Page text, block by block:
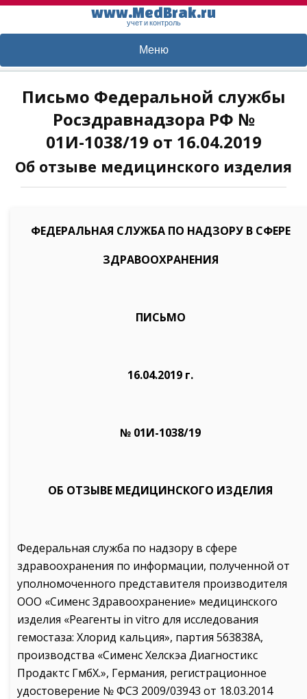
www.MedBrak.ru
учет и контроль
Меню
Письмо Федеральной службы
Росздравнадзора РФ №
01И-1038/19 от 16.04.2019
Об отзыве медицинского изделия
ФЕДЕРАЛЬНАЯ СЛУЖБА ПО НАДЗОРУ В СФЕРЕ
ЗДРАВООХРАНЕНИЯ
ПИСЬМО
16.04.2019 г.
№ 01И-1038/19
ОБ ОТЗЫВЕ МЕДИЦИНСКОГО ИЗДЕЛИЯ
Федеральная служба по надзору в сфере
здравоохранения по информации, полученной от
уполномоченного представителя производителя
ООО «Сименс Здравоохранение» медицинского
изделия «Реагенты in vitro для исследования
гемостаза: Хлорид кальция», партия 563838А,
производства «Сименс Хелскэа Диагностикс
Продактс ГмбХ.», Германия, регистрационное
удостоверение № ФСЗ 2009/03943 от 18.03.2014